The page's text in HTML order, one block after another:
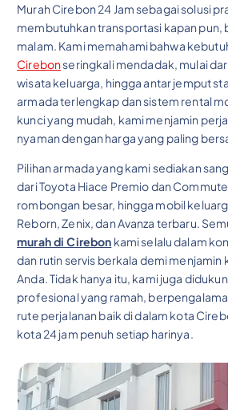
Murah Cirebon 24 Jam sebagai solusi
membutuhkan transportasi kapan pun,
malam. Kami memahami bahwa
Cirebonseringkali mendadak, mulai
wisata keluarga, hingga antar jemput
armada terlengkap dan sistem rental
kunci yang mudah, kami menjamin
nyaman dengan harga yang paling
Pilihan armada yang kami sediakan
dari Toyota Hiace Premio dan
rombongan besar, hingga mobil
Reborn, Zenix, dan Avanza terbaru.
murah di Cirebon kami selalu dalam
dan rutin servis berkala demi menjamin
Anda. Tidak hanya itu, kami juga
profesional yang ramah,
rute perjalanan baik di dalam kota
kota 24 jam penuh setiap harinya.